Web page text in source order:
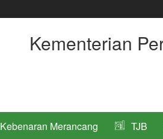
Kementerian
Kebenaran Merancang TJB